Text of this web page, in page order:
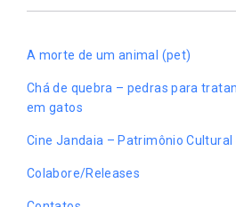
A morte de um animal (pet)
Chá de quebra – pedras para
em gatos
Cine Jandaia – Patrimônio Cultural
Colabore/Releases